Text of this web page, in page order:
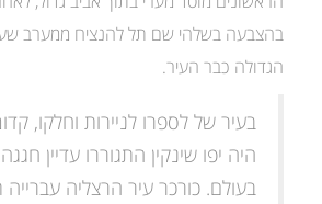
בהצבעה בשלהי שם תל להנציח ממערב
הגדולה כבר העיר.
בעיר של לספרו לניירות וחלקו,
היה יפו שינקין התגוררו עדיין
בעולם. כורכר עיר הרצליה